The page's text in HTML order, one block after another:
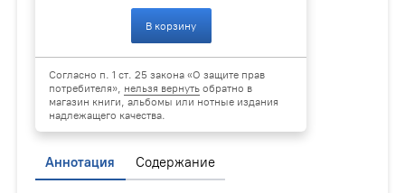
В корзину
Согласно п. 1 ст. 25 закона «О защите прав
потребителя», нельзя вернуть обратно в
магазин книги, альбомы или нотные издания
надлежащего качества.
Аннотация Содержание